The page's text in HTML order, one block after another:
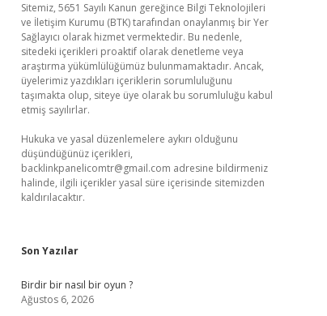
Sitemiz, 5651 Sayılı Kanun gereğince Bilgi Teknolojileri
ve İletişim Kurumu (BTK) tarafından onaylanmış bir Yer
Sağlayıcı olarak hizmet vermektedir. Bu nedenle,
sitedeki içerikleri proaktif olarak denetleme veya
araştırma yükümlülüğümüz bulunmamaktadır. Ancak,
üyelerimiz yazdıkları içeriklerin sorumluluğunu
taşımakta olup, siteye üye olarak bu sorumluluğu kabul
etmiş sayılırlar.
Hukuka ve yasal düzenlemelere aykırı olduğunu
düşündüğünüz içerikleri,
backlinkpanelicomtr@gmail.com adresine bildirmeniz
halinde, ilgili içerikler yasal süre içerisinde sitemizden
kaldırılacaktır.
Son Yazılar
Birdir bir nasıl bir oyun ?
Ağustos 6, 2026